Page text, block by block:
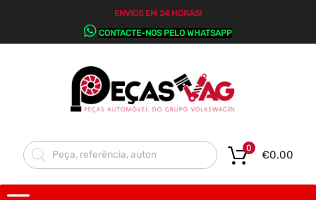
ENVIOS EM 24 HORAS!
CONTACTE-NOS PELO WHATSAPP
€0.00
0